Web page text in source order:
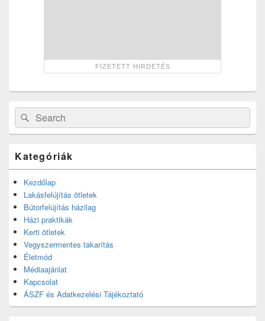
Search
for:
Search
Kategóriák
Kezdőlap
Lakásfelújítás ötletek
Bútorfelújítás házilag
Házi praktikák
Kerti ötletek
Vegyszermentes takarítás
Életmód
Médiaajánlat
Kapcsolat
ÁSZF és Adatkezelési Tájékoztató